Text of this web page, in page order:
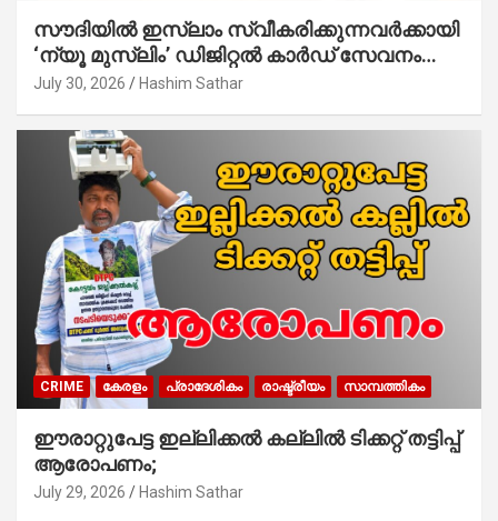
സൗദിയില്‍ ഇസ്‌ലാം സ്വീകരിക്കുന്നവര്‍ക്കായി
‘ന്യൂ മുസ്ലിം’ ഡിജിറ്റല്‍ കാര്‍ഡ് സേവനം
ആരംഭിച്ചു
July 30, 2026 Hashim Sathar
CRIME കേരളം പ്രാദേശികം രാഷ്ട്രീയം സാമ്പത്തികം
ഈരാറ്റുപേട്ട ഇല്ലിക്കൽ കല്ലിൽ ടിക്കറ്റ് തട്ടിപ്പ്
ആരോപണം;
July 29, 2026 Hashim Sathar